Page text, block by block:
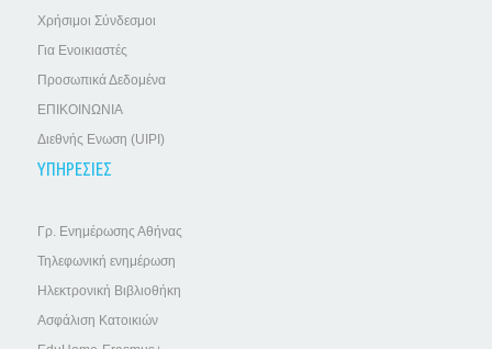
Χρήσιμοι Σύνδεσμοι
Για Ενοικιαστές
Προσωπικά Δεδομένα
ΕΠΙΚΟΙΝΩΝΙΑ
Διεθνής Ενωση (UIPI)
ΥΠΗΡΕΣΙΕΣ
Γρ. Ενημέρωσης Αθήνας
Τηλεφωνική ενημέρωση
Ηλεκτρονική Βιβλιοθήκη
Ασφάλιση Κατοικιών